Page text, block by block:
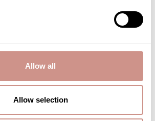
Allow all
Allow selection
Guérande Cosmétiques privilégient des
Elles respectent votre ton et votre
au mieux.
et fidéliser une
engagée